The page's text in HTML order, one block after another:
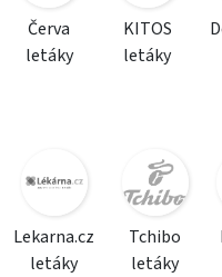
Červa
letáky
KITOS
letáky
Lekarna.cz
letáky
Tchibo
letáky